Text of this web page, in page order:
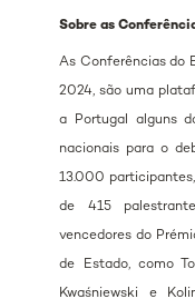
Sobre as
As Conferências do
2024, são uma
a Portugal alguns
nacionais para o
13.000
de 415
vencedores do
de Estado, como
Kwaśniewski e